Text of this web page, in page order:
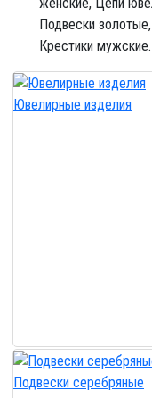
Подвески золотые,
Крестики мужские.
Ювелирные изделия
Подвески серебряные